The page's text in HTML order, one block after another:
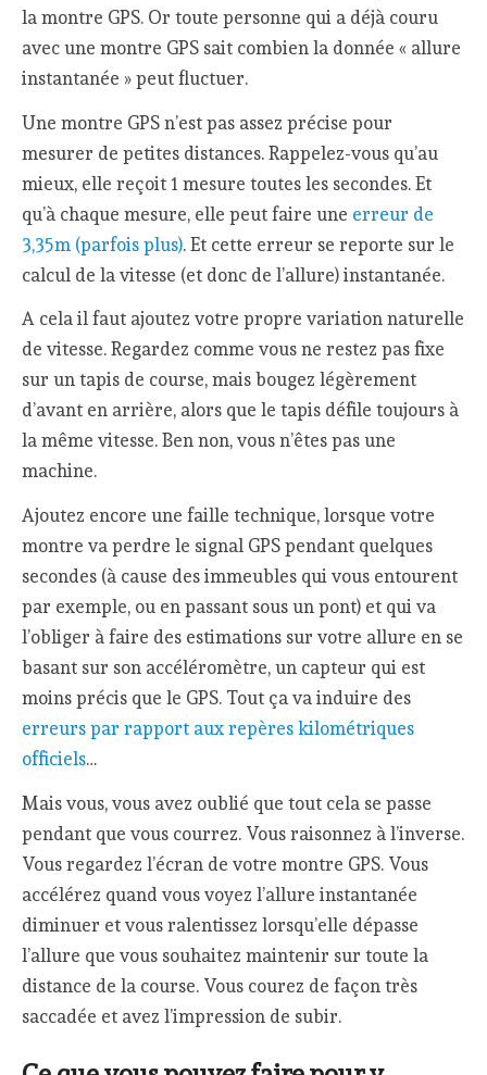
la montre GPS. Or toute personne qui a déjà couru
avec une montre GPS sait combien la donnée « allure
instantanée » peut fluctuer.
Une montre GPS n’est pas assez précise pour
mesurer de petites distances. Rappelez-vous qu’au
mieux, elle reçoit 1 mesure toutes les secondes. Et
qu’à chaque mesure, elle peut faire une erreur de
3,35m (parfois plus). Et cette erreur se reporte sur le
calcul de la vitesse (et donc de l’allure) instantanée.
A cela il faut ajoutez votre propre variation naturelle
de vitesse. Regardez comme vous ne restez pas fixe
sur un tapis de course, mais bougez légèrement
d’avant en arrière, alors que le tapis défile toujours à
la même vitesse. Ben non, vous n’êtes pas une
machine.
Ajoutez encore une faille technique, lorsque votre
montre va perdre le signal GPS pendant quelques
secondes (à cause des immeubles qui vous entourent
par exemple, ou en passant sous un pont) et qui va
l’obliger à faire des estimations sur votre allure en se
basant sur son accéléromètre, un capteur qui est
moins précis que le GPS. Tout ça va induire des
erreurs par rapport aux repères kilométriques
officiels…
Mais vous, vous avez oublié que tout cela se passe
pendant que vous courrez. Vous raisonnez à l’inverse.
Vous regardez l’écran de votre montre GPS. Vous
accélérez quand vous voyez l’allure instantanée
diminuer et vous ralentissez lorsqu’elle dépasse
l’allure que vous souhaitez maintenir sur toute la
distance de la course. Vous courez de façon très
saccadée et avez l’impression de subir.